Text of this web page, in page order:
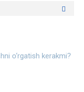
o‘rgatish kerakmi?